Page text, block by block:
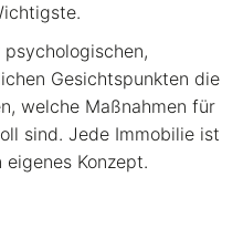
Gesichtspunkten die
welche Maßnahmen für
sind. Jede Immobilie ist
Konzept.